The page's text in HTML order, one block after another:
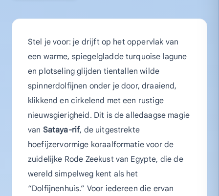
Stel je voor: je drijft op het oppervlak van
een warme, spiegelgladde turquoise lagune
en plotseling glijden tientallen wilde
spinnerdolfijnen onder je door, draaiend,
klikkend en cirkelend met een rustige
nieuwsgierigheid. Dit is de alledaagse magie
van Sataya-rif, de uitgestrekte
hoefijzervormige koraalformatie voor de
zuidelijke Rode Zeekust van Egypte, die de
wereld simpelweg kent als het
“Dolfijnenhuis.” Voor iedereen die ervan